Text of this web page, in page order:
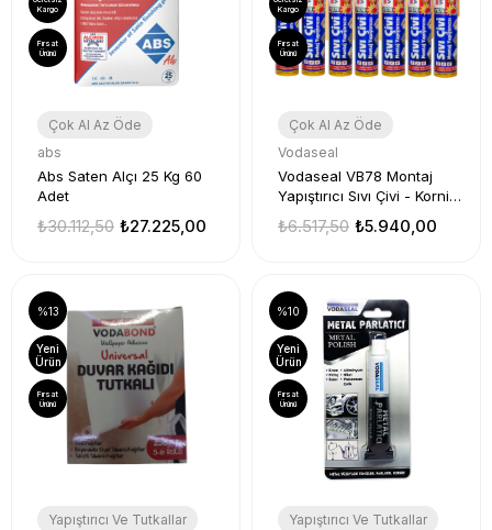
Çok Al Az Öde
abs
Abs Saten Alçı 25 Kg 60
Adet
₺27.225,00
₺30.112,50
Kargo
Fırsat
Ürünü
Çok Al Az Öde
Vodaseal
Vodaseal VB78 Montaj
Yapıştırıcı Sıvı Çivi - Korniş
₺5.940,00
₺6.517,50
Kargo
Fırsat
Ürünü
Yapıştırıcı Ve Tutkallar
%13
Yeni
Ürün
Fırsat
Ürünü
Yapıştırıcı Ve Tutkallar
%10
Yeni
Ürün
Fırsat
Ürünü